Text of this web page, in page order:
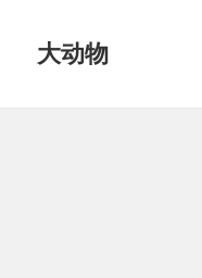
大动物